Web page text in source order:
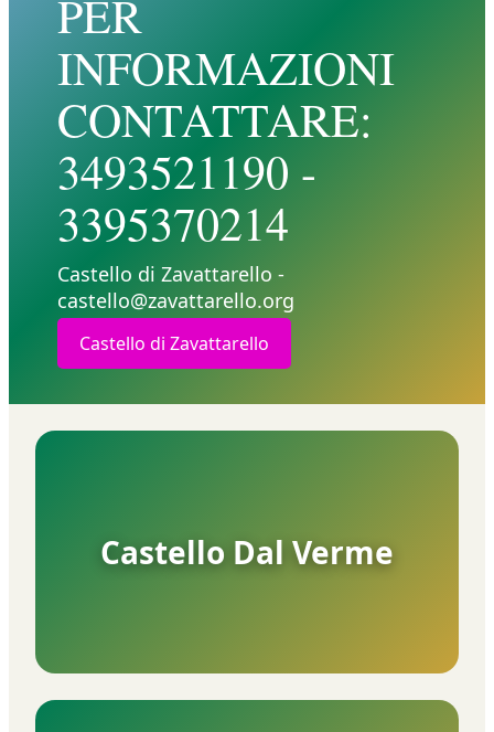
PER
INFORMAZIONI
CONTATTARE:
3493521190 -
3395370214
Castello di Zavattarello -
castello@zavattarello.org
Castello di Zavattarello
Castello Dal Verme